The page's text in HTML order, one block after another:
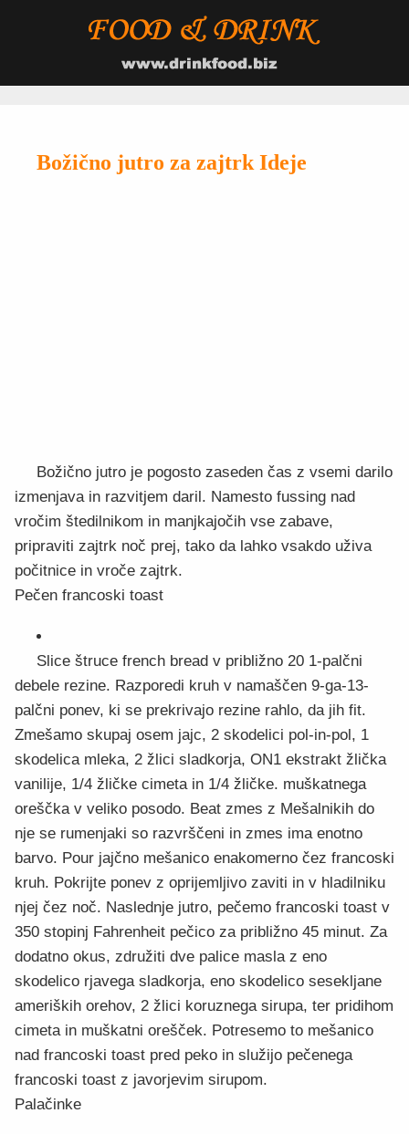
Božično jutro za zajtrk Ideje
Božično jutro je pogosto zaseden čas z vsemi darilo
izmenjava in razvitjem daril. Namesto fussing nad
vročim štedilnikom in manjkajočih vse zabave,
pripraviti zajtrk noč prej, tako da lahko vsakdo uživa
počitnice in vroče zajtrk.
Pečen francoski toast
Slice štruce french bread v približno 20 1-palčni
debele rezine. Razporedi kruh v namaščen 9-ga-13-
palčni ponev, ki se prekrivajo rezine rahlo, da jih fit.
Zmešamo skupaj osem jajc, 2 skodelici pol-in-pol, 1
skodelica mleka, 2 žlici sladkorja, ON1 ekstrakt žlička
vanilije, 1/4 žličke cimeta in 1/4 žličke. muškatnega
oreščka v veliko posodo. Beat zmes z Mešalnikih do
nje se rumenjaki so razvrščeni in zmes ima enotno
barvo. Pour jajčno mešanico enakomerno čez francoski
kruh. Pokrijte ponev z oprijemljivo zaviti in v hladilniku
njej čez noč. Naslednje jutro, pečemo francoski toast v
350 stopinj Fahrenheit pečico za približno 45 minut. Za
dodatno okus, združiti dve palice masla z eno
skodelico rjavega sladkorja, eno skodelico sesekljane
ameriških orehov, 2 žlici koruznega sirupa, ter pridihom
cimeta in muškatni orešček. Potresemo to mešanico
nad francoski toast pred peko in služijo pečenega
francoski toast z javorjevim sirupom.
Palačinke